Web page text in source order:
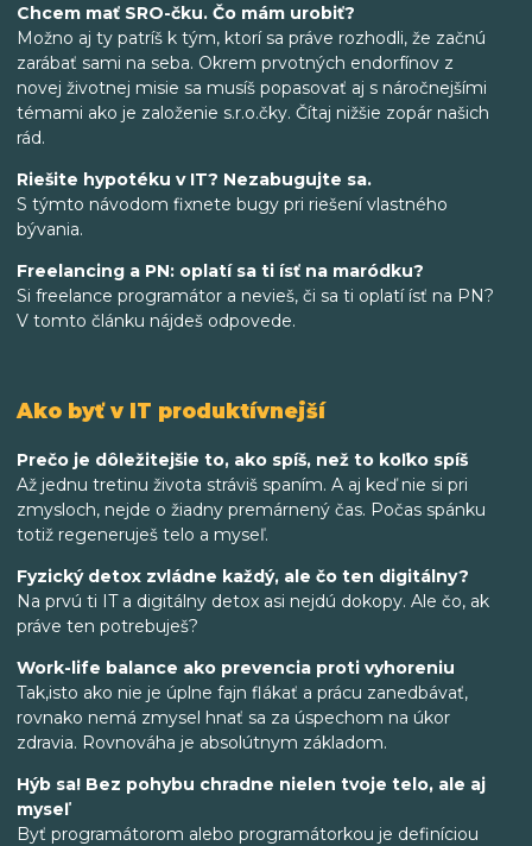
Chcem mať SRO-čku. Čo mám urobiť?
Možno aj ty patríš k tým, ktorí sa práve rozhodli, že začnú
zarábať sami na seba. Okrem prvotných endorfínov z
novej životnej misie sa musíš popasovať aj s náročnejšími
témami ako je založenie s.r.o.čky. Čítaj nižšie zopár našich
rád.
Riešite hypotéku v IT? Nezabugujte sa.
S týmto návodom fixnete bugy pri riešení vlastného
bývania.
Freelancing a PN: oplatí sa ti ísť na maródku?
Si freelance programátor a nevieš, či sa ti oplatí ísť na PN?
V tomto článku nájdeš odpovede.
Ako byť v IT produktívnejší
Prečo je dôležitejšie to, ako spíš, než to koľko spíš
Až jednu tretinu života stráviš spaním. A aj keď nie si pri
zmysloch, nejde o žiadny premárnený čas. Počas spánku
totiž regeneruješ telo a myseľ.
Fyzický detox zvládne každý, ale čo ten digitálny?
Na prvú ti IT a digitálny detox asi nejdú dokopy. Ale čo, ak
práve ten potrebuješ?
Work-life balance ako prevencia proti vyhoreniu
Tak,isto ako nie je úplne fajn flákať a prácu zanedbávať,
rovnako nemá zmysel hnať sa za úspechom na úkor
zdravia. Rovnováha je absolútnym základom.
Hýb sa! Bez pohybu chradne nielen tvoje telo, ale aj
myseľ
Byť programátorom alebo programátorkou je definíciou